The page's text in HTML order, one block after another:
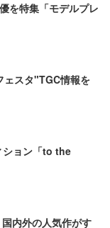
を特集「モデルプレ
ェスタ"TGC情報を
ョン「to the
内外の人気作がす